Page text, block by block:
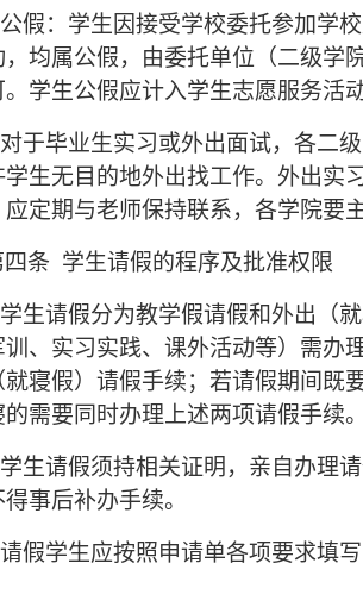
公假：学生因接受学校委托参加学
，均属公假，由委托单位（二级学
。学生公假应计入学生志愿服务活
对于毕业生实习或外出面试，各二
学生无目的地外出找工作。外出实
定期与老师保持联系，各学院要
四条 学生请假的程序及批准权限
学生请假分为教学假请假和外出（
训、实习实践、课外活动等）需办
就寝假）请假手续；若请假期间既
需要同时办理上述两项请假手续。
学生请假须持相关证明，亲自办理
事后补办手续。
请假学生应按照申请单各项要求填